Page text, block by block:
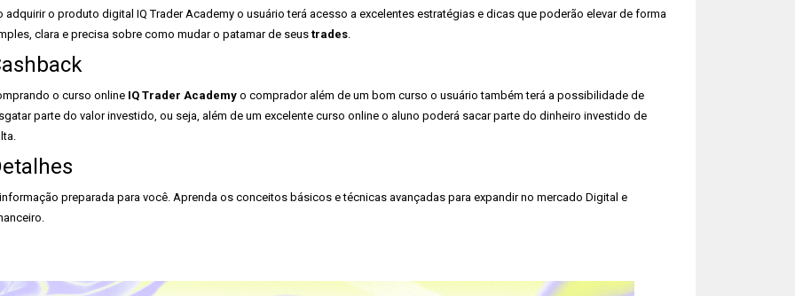
adquirir o produto digital IQ Trader Academy o usuário terá acesso a excelentes estratégias e dicas que poderão elevar de forma
clara e precisa sobre como mudar o patamar de seus trades.
o curso online IQ Trader Academy o comprador além de um bom curso o usuário também terá a possibilidade de
parte do valor investido, ou seja, além de um excelente curso online o aluno poderá sacar parte do dinheiro investido de
preparada para você. Aprenda os conceitos básicos e técnicas avançadas para expandir no mercado Digital e